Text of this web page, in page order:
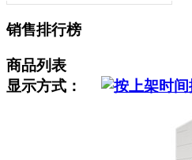
销售排行榜
商品列表
显示方式：